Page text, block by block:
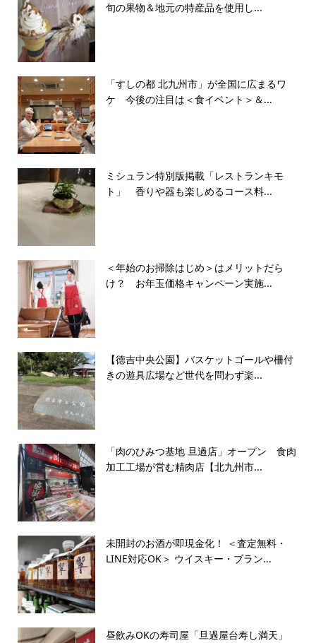
旬の果物＆地元の特産品を使用し...
「すしの都 北九州市」が全国に広まるワ
ケ 今後の注目は＜食イベント＞＆...
ミシュラン特別版掲載「レストランキモ
ト」 香りや器も楽しめるコース料...
＜年始のお掃除はじめ＞はメリットだら
け？ お年玉価格キャンペーン実施...
【徳吉中央公園】バスケットゴールや柵付
きの遊具広場など世代を問わず楽...
「肉のひみつ基地 旦過店」オープン 食肉
加工工場が営む精肉店【北九州市...
未開封のお酒が即現金化！ ＜査定無料・
LINE対応OK＞ ウイスキー・ブラン...
昼飲みOKの寿司屋「旦過屋台寿し満天」